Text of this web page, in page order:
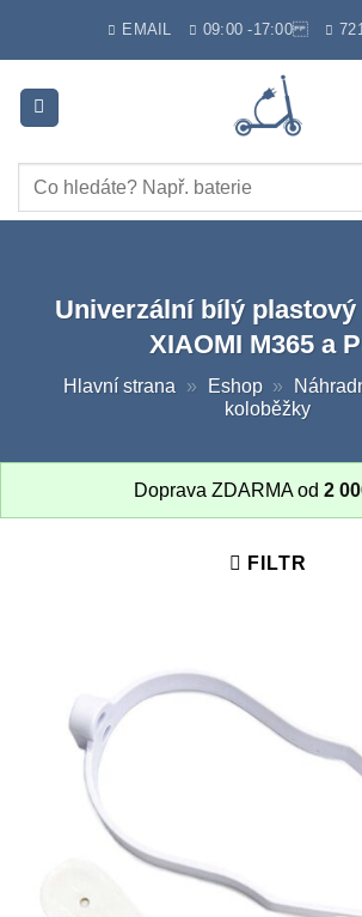
EMAIL 09:00 -17:00
Hledat:
Univerzální bílý
XIAOMI M365 a
Hlavní strana » Eshop »
koloběžky
Doprava ZDARMA od 2
FILTR